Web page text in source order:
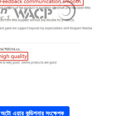
অটো এয়ার কন্ডিশনার সংক্ষেপক